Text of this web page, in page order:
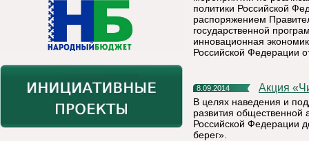
политики Российской
распоряжением
государственной
инновационная
Российской Федерации
8.09.2014 Акция
В целях наведения и
развития общественной
Российской Федерации
берег».